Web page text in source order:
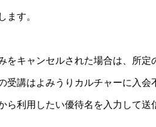
ます。
キャンセルされた場合は、所定
講はよみうりカルチャーに入会
利用したい優待名を入力して送